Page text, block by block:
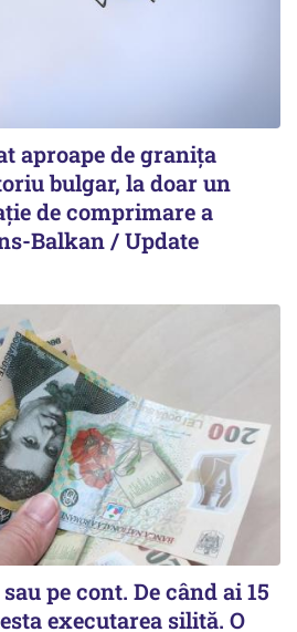
aproape de granița
bulgar, la doar un
de comprimare a
Balkan / Update
pe cont. De când ai 15
executarea silită. O